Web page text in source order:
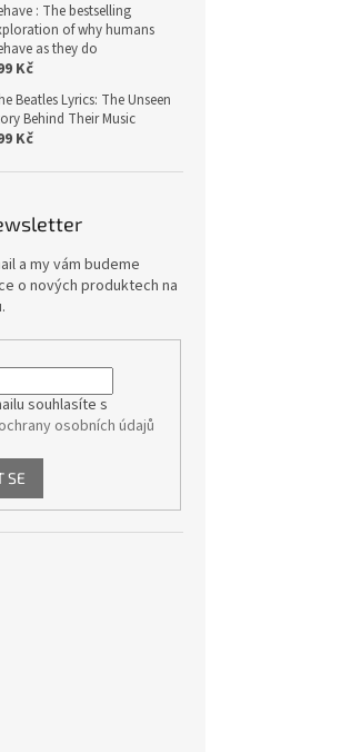
: The bestselling
of why humans
as they do
Kč
Beatles Lyrics: The Unseen
Behind Their Music
Kč
a my vám budeme
o nových produktech na
souhlasíte s
osobních údajů
SE